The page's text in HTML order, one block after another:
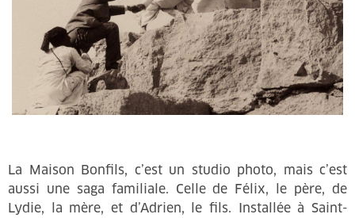
La Maison Bonfils, c’est un studio photo, mais c’est
aussi une saga familiale. Celle de Félix, le père, de
Lydie, la mère, et d’Adrien, le fils. Installée à Saint-